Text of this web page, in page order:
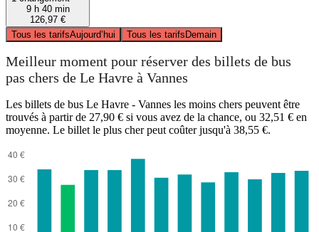
9 h 40 min
126,97 €
Tous les tarifsAujourd’hui Tous les tarifsDemain
Meilleur moment pour réserver des billets de bus
pas chers de Le Havre à Vannes
Les billets de bus Le Havre - Vannes les moins chers peuvent être
trouvés à partir de 27,90 € si vous avez de la chance, ou 32,51 € en
moyenne. Le billet le plus cher peut coûter jusqu'à 38,55 €.